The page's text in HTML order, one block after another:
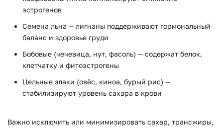
эстрогенов
Семена льна — лигнаны поддерживают гормональный
баланс и здоровье груди
Бобовые (чечевица, нут, фасоль) — содержат белок,
клетчатку и фитоэстрогены
Цельные злаки (овёс, киноа, бурый рис) —
стабилизируют уровень сахара в крови
Важно исключить или минимизировать сахар, трансжиры,